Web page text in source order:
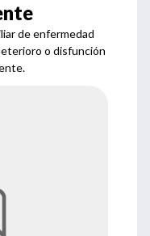
de enfermedad
o disfunción